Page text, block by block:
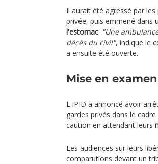
Il aurait été agressé par
privée, puis emmené dans
l'estomac. "Une
décès du civil", indique le
a ensuite été ouverte.
Mise en examen
L'IPID a annoncé avoir
gardes privés dans le
caution en attendant leurs
Les audiences sur leurs
comparutions devant un